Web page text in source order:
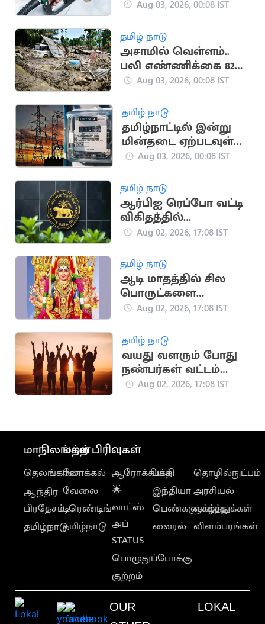
நிலவரம்
Aug 03, 2026, 00:08 IST
தமிழ் நாடு
அசாமில் வெள்ளம்..
பலி எண்ணிக்கை 82
ஆக உயர்வு
Aug 03, 2026, 00:08 IST
தமிழ் நாடு
தமிழ்நாட்டில் இன்று
மின்தடை ஏற்படவுள்ள
பகுதிகள்
Aug 03, 2026, 00:08 IST
தமிழ் நாடு
ஆர்பிஐ ரெப்போ வட்டி
விகிதத்தில்
மாற்றமில்லை:
நிபுணர்கள் கணிப்பு
Aug 02, 2026, 17:08 IST
தமிழ் நாடு
ஆடி மாதத்தில் சில
பொருட்களை
வாங்கினால் பண
Aug 02, 2026, 17:08 IST
தமிழ் நாடு
வயது வளரும் போது
நண்பர்கள் வட்டம்
சுருங்குவது ஏன்?
Aug 02, 2026, 17:08 IST
மாநிலங்கள்
தெலங்கானா
ஆந்திர
பிரதேசம்
தமிழ்நாடு
மற்ற பிரிவுகள்
லோக்கல்
வேலை
டிரெண்டிங்
தமிழ்நாடு
ஆரோக்கியம்
🌟
வாட்ஸ்
அப்
STATUS
பொழுதுப்போக்கு
குற்றம்
பக்தி
இந்தியா
பெண்களுக்காக
வைரல்
தொழில்நுட்பம்
அரசியல்
வாழ்த்துக்கள்
விளம்பரங்கள்
OUR
LOKAL